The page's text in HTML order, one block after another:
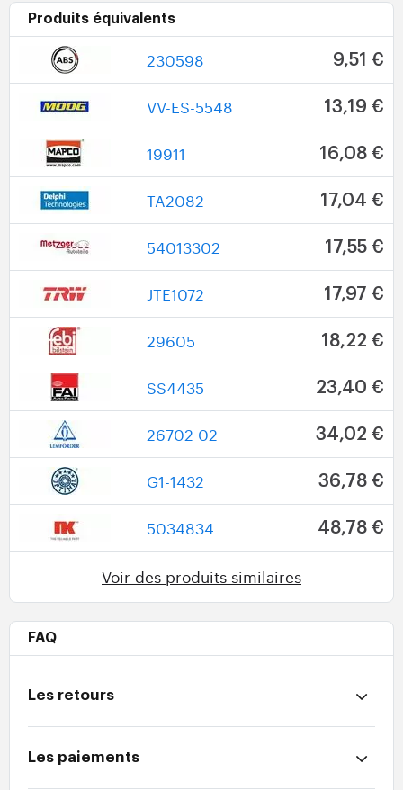
Produits équivalents
230598 9,51 €
VV-ES-5548 13,19 €
19911 16,08 €
TA2082 17,04 €
54013302 17,55 €
JTE1072 17,97 €
29605 18,22 €
SS4435 23,40 €
26702 02 34,02 €
G1-1432 36,78 €
5034834 48,78 €
Voir des produits similaires
FAQ
Les retours
Les paiements